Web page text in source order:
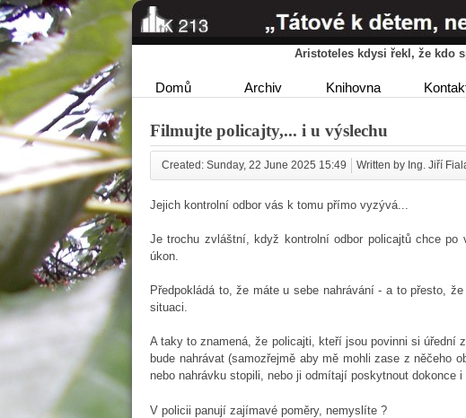
Aristoteles kdysi řekl, že
Domů Archiv Knihovna
Filmujte policajty,... i u výslechu
Created: Sunday, 22 June 2025 15:49 Written by Ing. Jiří
Jejich kontrolní odbor vás k tomu přímo vyzývá...
Je trochu zvláštní, když kontrolní odbor policajtů chce po
úkon.
Předpokládá to, že máte u sebe nahrávání - a to přesto,
situaci.
A taky to znamená, že policajti, kteří jsou povinni si úřední
bude nahrávat (samozřejmě aby mě mohli zase z něčeho
nebo nahrávku stopili, nebo ji odmítají poskytnout dokonce
V policii panují zajímavé poměry, nemyslíte ?